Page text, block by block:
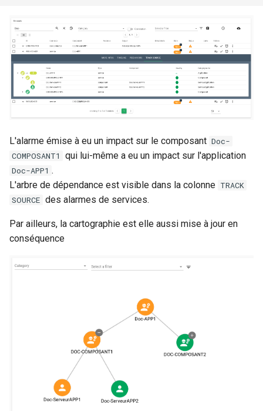
3.13.1
Notes de version Canopsis
3.13.0
Notes de version Canopsis
Notes de version Canopsis
3.11.0
Notes de version Canopsis
3.10.0
Notes de version Canopsis
3.9.0
Notes de version Canopsis
Notes de version Canopsis
Notes de version Canopsis
L'alarme émise à eu un impact sur le composant Doc-
COMPOSANT1
qui lui-même a eu un impact sur l'application
Doc-APP1 .
L'arbre de dépendance est visible dans la colonne TRACK
SOURCE des alarmes de services.
Par ailleurs, la cartographie est elle aussi mise à jour en
conséquence